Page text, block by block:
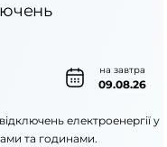
на завтра
09.08.26
електроенергії у
та годинами.